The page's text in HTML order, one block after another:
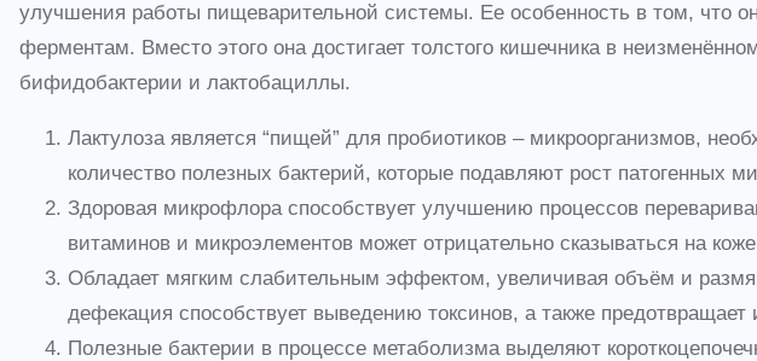
улучшения работы пищеварительной системы. Ее особенность в том, что
ферментам. Вместо этого она достигает толстого кишечника в
бифидобактерии и лактобациллы.
Лактулоза является “пищей” для пробиотиков – микроорганизмов,
количество полезных бактерий, которые подавляют рост патогенных
Здоровая микрофлора способствует улучшению процессов
витаминов и микроэлементов может отрицательно сказываться на
Обладает мягким слабительным эффектом, увеличивая объём и
дефекация способствует выведению токсинов, а также предотвращает
Полезные бактерии в процессе метаболизма выделяют